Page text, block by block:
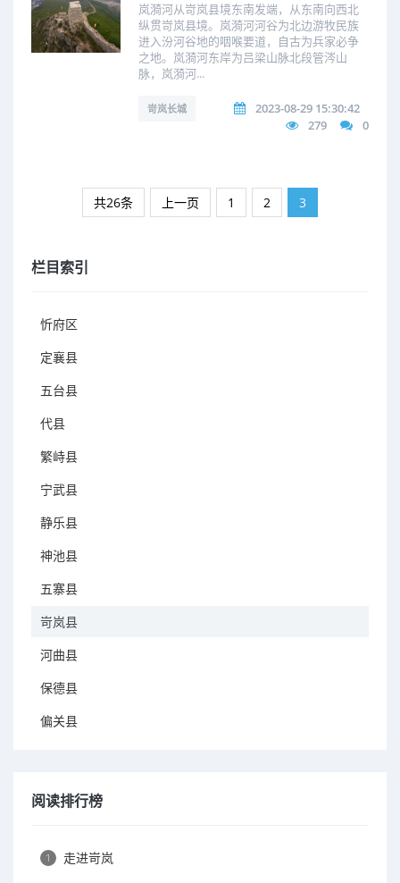
岚漪河从岢岚县境东南发端，从东南向西北
纵贯岢岚县境。岚漪河河谷为北边游牧民族
进入汾河谷地的咽喉要道，自古为兵家必争
之地。岚漪河东岸为吕梁山脉北段管涔山
脉，岚漪河...
岢岚长城
2023-08-29 15:30:42
279
0
共26条 上一页 1 2 3
栏目索引
忻府区
定襄县
五台县
代县
繁峙县
宁武县
静乐县
神池县
五寨县
岢岚县
河曲县
保德县
偏关县
阅读排行榜
1 走进岢岚